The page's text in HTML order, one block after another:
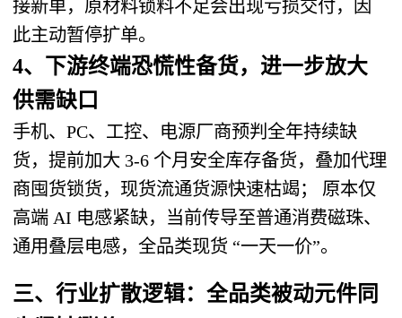
接新单，原材料锁料不足会出现亏损交付，因
此主动暂停扩单。
4、下游终端恐慌性备货，进一步放大
供需缺口
手机、PC、工控、电源厂商预判全年持续缺
货，提前加大 3-6 个月安全库存备货，叠加代理
商囤货锁货，现货流通货源快速枯竭； 原本仅
高端 AI 电感紧缺，当前传导至普通消费磁珠、
通用叠层电感，全品类现货 “一天一价”。
三、行业扩散逻辑：全品类被动元件同